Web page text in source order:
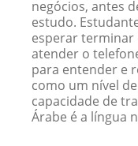
negócios, antes
estudo.
esperar terminar
atender o
para entender e
como um nível
capacidade de
Árabe é a língua